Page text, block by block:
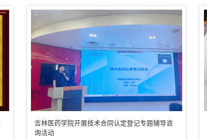
吉林医药学院开展技术合同认定登记专题辅导咨
询活动